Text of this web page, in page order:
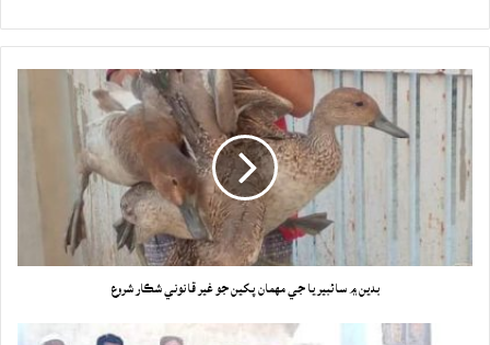
بدين ۾ سائبيريا جي مهمان پکين جو غير قانوني شڪار شروع